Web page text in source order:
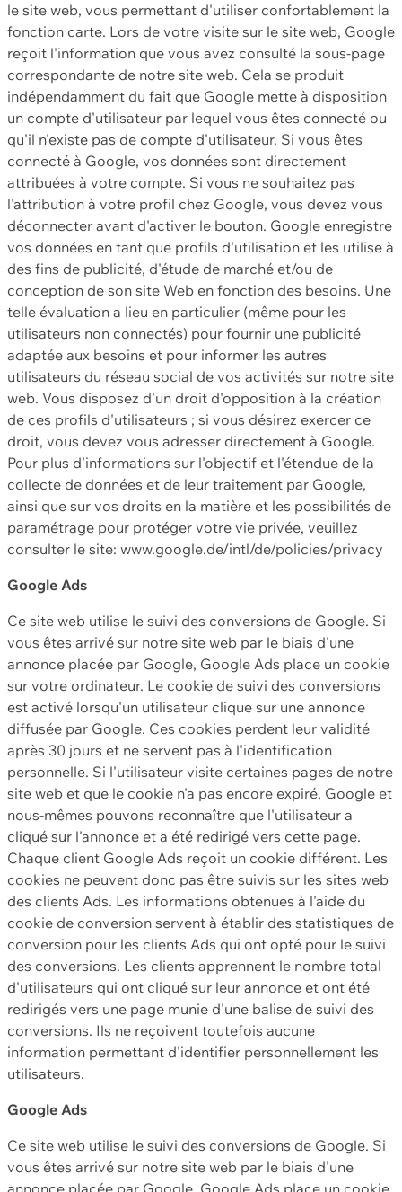
le site web, vous permettant d'utiliser confortablement la
fonction carte. Lors de votre visite sur le site web, Google
reçoit l'information que vous avez consulté la sous-page
correspondante de notre site web. Cela se produit
indépendamment du fait que Google mette à disposition
un compte d'utilisateur par lequel vous êtes connecté ou
qu'il n'existe pas de compte d'utilisateur. Si vous êtes
connecté à Google, vos données sont directement
attribuées à votre compte. Si vous ne souhaitez pas
l'attribution à votre profil chez Google, vous devez vous
déconnecter avant d'activer le bouton. Google enregistre
vos données en tant que profils d'utilisation et les utilise à
des fins de publicité, d'étude de marché et/ou de
conception de son site Web en fonction des besoins. Une
telle évaluation a lieu en particulier (même pour les
utilisateurs non connectés) pour fournir une publicité
adaptée aux besoins et pour informer les autres
utilisateurs du réseau social de vos activités sur notre site
web. Vous disposez d'un droit d'opposition à la création
de ces profils d'utilisateurs ; si vous désirez exercer ce
droit, vous devez vous adresser directement à Google.
Pour plus d'informations sur l'objectif et l'étendue de la
collecte de données et de leur traitement par Google,
ainsi que sur vos droits en la matière et les possibilités de
paramétrage pour protéger votre vie privée, veuillez
consulter le site: www.google.de/intl/de/policies/privacy
Google Ads
Ce site web utilise le suivi des conversions de Google. Si
vous êtes arrivé sur notre site web par le biais d'une
annonce placée par Google, Google Ads place un cookie
sur votre ordinateur. Le cookie de suivi des conversions
est activé lorsqu'un utilisateur clique sur une annonce
diffusée par Google. Ces cookies perdent leur validité
après 30 jours et ne servent pas à l'identification
personnelle. Si l'utilisateur visite certaines pages de notre
site web et que le cookie n'a pas encore expiré, Google et
nous-mêmes pouvons reconnaître que l'utilisateur a
cliqué sur l'annonce et a été redirigé vers cette page.
Chaque client Google Ads reçoit un cookie différent. Les
cookies ne peuvent donc pas être suivis sur les sites web
des clients Ads. Les informations obtenues à l'aide du
cookie de conversion servent à établir des statistiques de
conversion pour les clients Ads qui ont opté pour le suivi
des conversions. Les clients apprennent le nombre total
d'utilisateurs qui ont cliqué sur leur annonce et ont été
redirigés vers une page munie d'une balise de suivi des
conversions. Ils ne reçoivent toutefois aucune
information permettant d'identifier personnellement les
utilisateurs.
Google Ads
Ce site web utilise le suivi des conversions de Google. Si
vous êtes arrivé sur notre site web par le biais d'une